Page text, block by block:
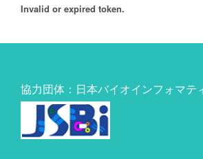
Invalid or expired token.
協力団体：日本バイオインフォマテ